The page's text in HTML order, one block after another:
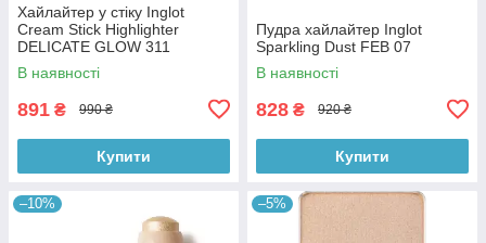
Хайлайтер у стіку Inglot
Cream Stick Highlighter
DELICATE GLOW 311
В наявності
891 ₴ 990 ₴
Купити
Пудра хайлайтер Inglot
Sparkling Dust FEB 07
В наявності
828 ₴ 920 ₴
Купити
–10% –5%